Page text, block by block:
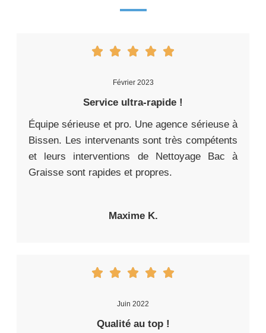
Février 2023
Service ultra-rapide !
Équipe sérieuse et pro. Une agence sérieuse à
Bissen. Les intervenants sont très compétents
et leurs interventions de Nettoyage Bac à
Graisse sont rapides et propres.
Maxime K.
Juin 2022
Qualité au top !